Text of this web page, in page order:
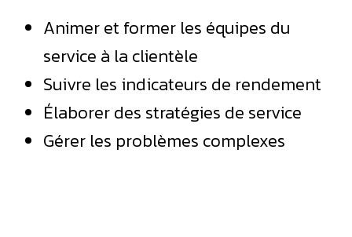
Animer et former les équipes du
service à la clientèle
Suivre les indicateurs de rendement
Élaborer des stratégies de service
Gérer les problèmes complexes